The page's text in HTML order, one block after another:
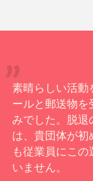
素晴らしい活動
ールと郵送物を
みでした。脱
は、貴団体が初
も従業員にこ
いません。